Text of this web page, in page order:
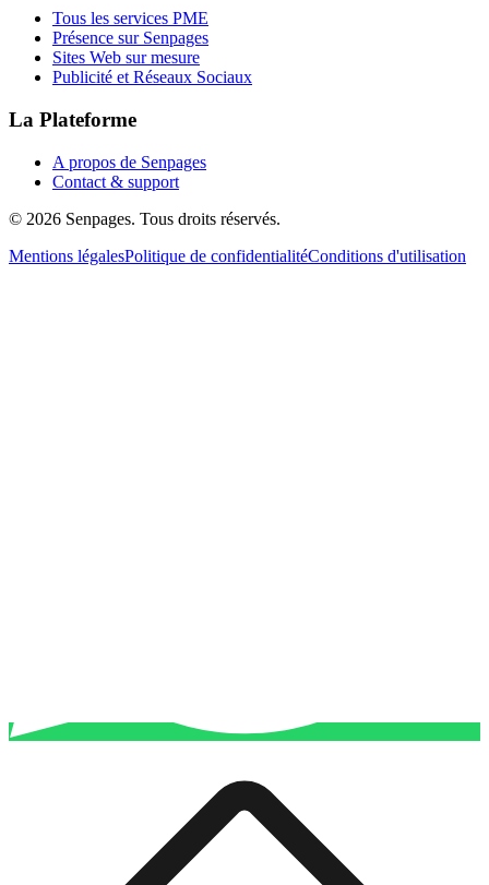
Tous les services PME
Présence sur Senpages
Sites Web sur mesure
Publicité et Réseaux Sociaux
La Plateforme
A propos de Senpages
Contact & support
© 2026 Senpages. Tous droits réservés.
Mentions légalesPolitique de confidentialitéConditions d'utilisation